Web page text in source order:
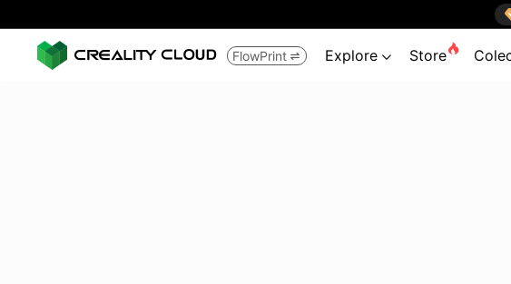
FlowPrint  Explore  Store